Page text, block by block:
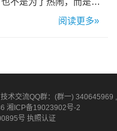
洪透露东方甄选接下来
阅读更多»
术交流QQ群：(群一) 340645969 ,
湘ICP备19023902号-2
号 执照认证